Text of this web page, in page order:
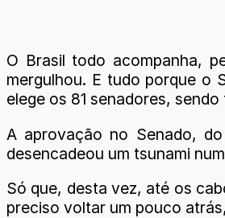
O Brasil todo acompanha,
mergulhou. E tudo porque o
elege os 81 senadores,
A aprovação no Senado,
desencadeou um tsunami
Só que, desta vez, até os
preciso voltar um pouco